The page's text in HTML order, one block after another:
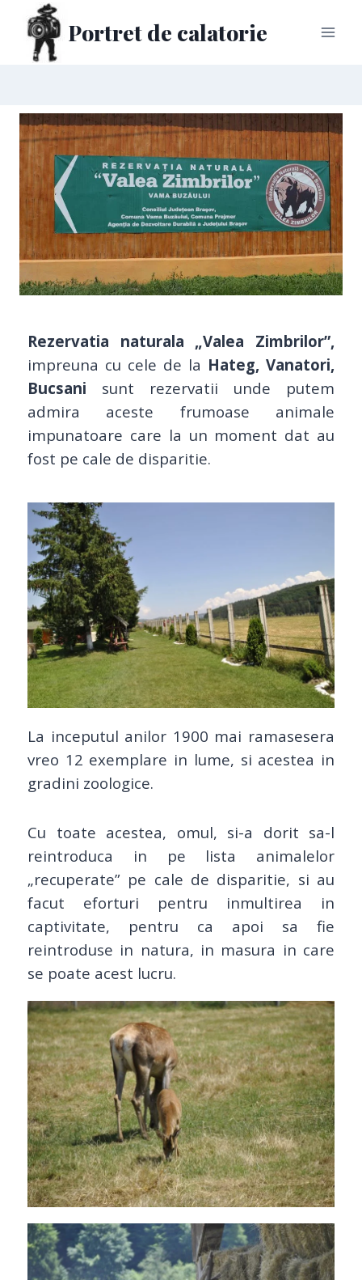
Portret de calatorie
Rezervatia naturala „Valea Zimbrilor”,
impreuna cu cele de la Hateg, Vanatori,
Bucsani sunt rezervatii unde putem
admira aceste frumoase animale
impunatoare care la un moment dat au
fost pe cale de disparitie.
La inceputul anilor 1900 mai ramasesera
vreo 12 exemplare in lume, si acestea in
gradini zoologice.
Cu toate acestea, omul, si-a dorit sa-l
reintroduca in pe lista animalelor
„recuperate” pe cale de disparitie, si au
facut eforturi pentru inmultirea in
captivitate, pentru ca apoi sa fie
reintroduse in natura, in masura in care
se poate acest lucru.